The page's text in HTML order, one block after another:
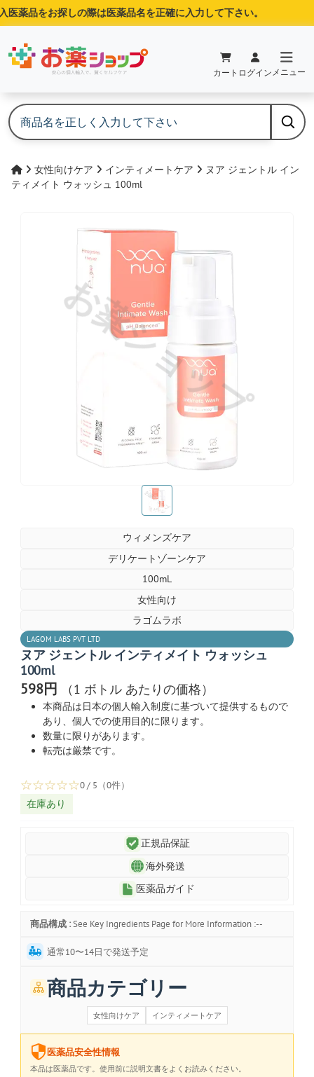
薬品をお探しの際は医薬品名を正確に入力して下さい。
カート ログイン メニュー
女性向けケア インティメートケア
ヌア ジェントル イン
ティメイト ウォッシュ 100ml
お薬ショップ
お薬ショップ
ウィメンズケア
デリケートゾーンケア
100mL
女性向け
ラゴムラボ
LAGOM LABS PVT LTD
ヌア ジェントル インティメイト ウォッシュ
100ml
598円 （1 ボトル あたりの価格）
本商品は日本の個人輸入制度に基づいて提供するもので
あり、個人での使用目的に限ります。
数量に限りがあります。
転売は厳禁です。
☆☆☆☆☆0 / 5（0件）
在庫あり
正規品保証
海外発送
医薬品ガイド
商品構成 : See Key Ingredients Page for More Information :--
通常10〜14日で発送予定
商品カテゴリー
女性向けケア インティメートケア
医薬品安全性情報
本品は医薬品です。使用前に説明文書をよくお読みください。